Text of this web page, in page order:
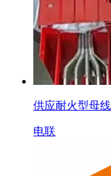
供应耐火型母
电联